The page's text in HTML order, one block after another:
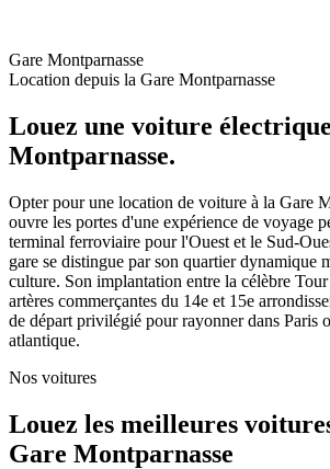
Gare Montparnasse
Location depuis la Gare Montparnasse
Louez une voiture
Montparnasse.
Opter pour une location de voiture à la Gare
ouvre les portes d'une expérience de voyage
terminal ferroviaire pour l'Ouest et le Sud-
gare se distingue par son quartier dynamique
culture. Son implantation entre la célèbre
artères commerçantes du 14e et 15e
de départ privilégié pour rayonner dans Paris
atlantique.
Nos voitures
Louez les meilleures
Gare Montparnasse